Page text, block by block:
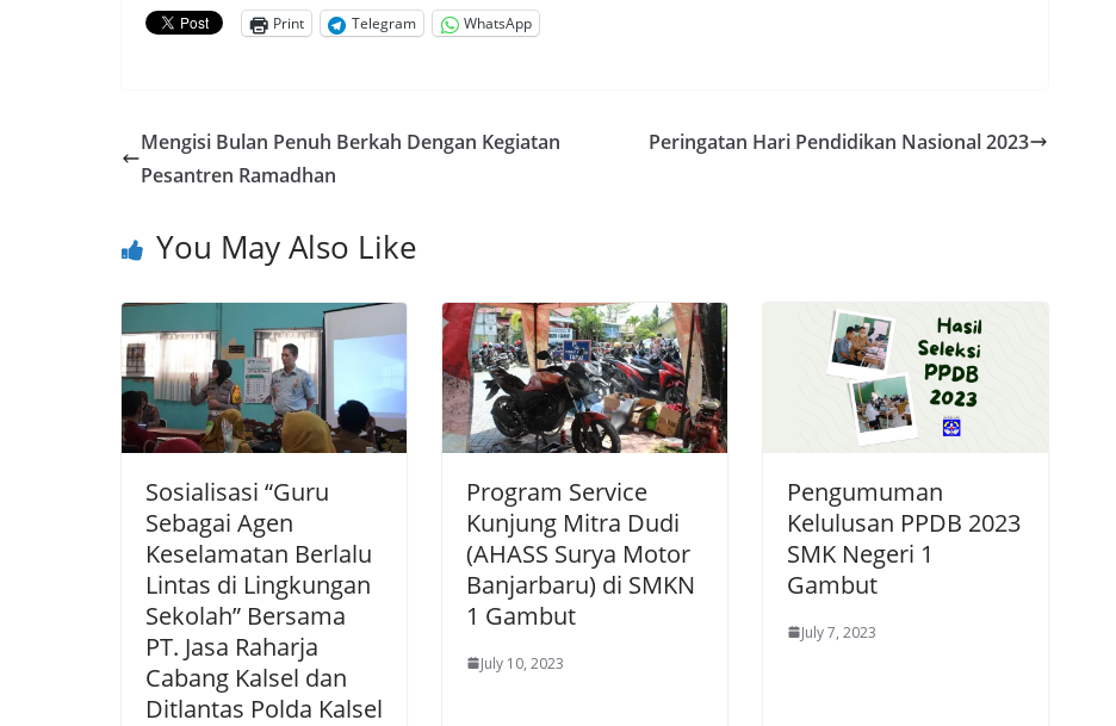
Print
Telegram WhatsApp
Mengisi Bulan Penuh Berkah Dengan Kegiatan
Pesantren Ramadhan
Peringatan Hari Pendidikan Nasional 2023
You May Also Like
Sosialisasi “Guru
Sebagai Agen
Keselamatan Berlalu
Lintas di Lingkungan
Sekolah” Bersama
PT. Jasa Raharja
Cabang Kalsel dan
Ditlantas Polda Kalsel
Program Service
Kunjung Mitra Dudi
(AHASS Surya Motor
Banjarbaru) di SMKN
1 Gambut
July 10, 2023
Pengumuman
Kelulusan PPDB 2023
SMK Negeri 1
Gambut
July 7, 2023